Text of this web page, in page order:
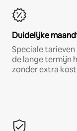
Duidelijke
Speciale
de lange termijn
zonder extra